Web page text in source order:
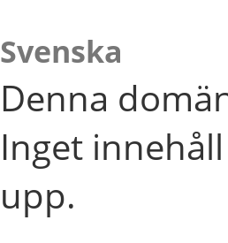
Svenska
Denna
Inget
upp.